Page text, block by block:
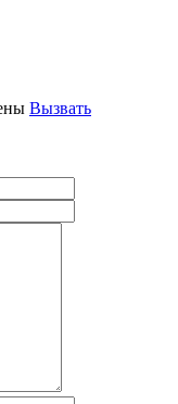
Вызвать